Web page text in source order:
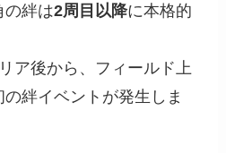
の絆は2周目以降に本格的
ア後から、フィールド上
絆イベントが発生しま